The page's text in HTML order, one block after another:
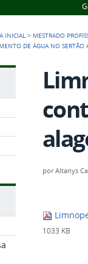
INICIAL > MESTRADO
DE ÁGUA NO SERTÃO
porAltanys
1033 KB